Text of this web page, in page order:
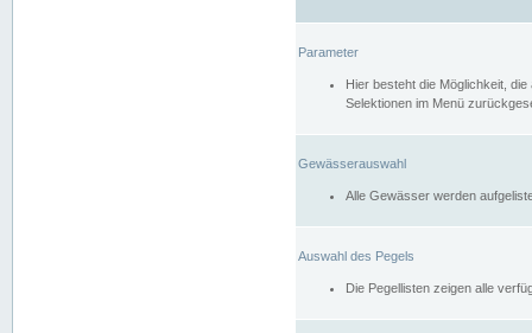
Parameter
Hier besteht die Möglichkeit,
Selektionen im Menü
Gewässerauswahl
Alle Gewässer werden
Auswahl des Pegels
Die Pegellisten zeigen alle